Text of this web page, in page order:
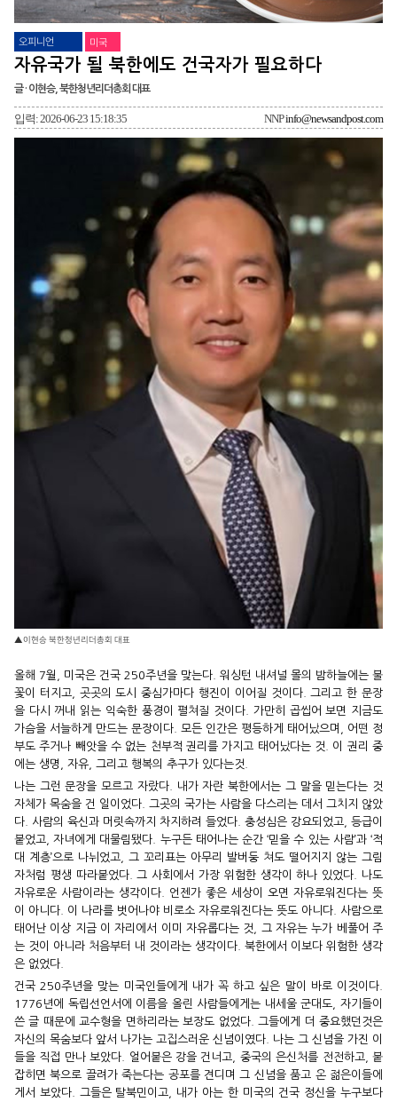
오피니언 미국
자유국가 될 북한에도 건국자가 필요하다
글 · 이현승, 북한청년리더총회 대표
입력: 2026-06-23 15:18:35 NNPinfo@newsandpost.com
▲이현승 북한청년리더총회 대표
올해 7월, 미국은 건국 250주년을 맞는다. 워싱턴 내셔널 몰의 밤하늘에는 불
꽃이 터지고, 곳곳의 도시 중심가마다 행진이 이어질 것이다. 그리고 한 문장
을 다시 꺼내 읽는 익숙한 풍경이 펼쳐질 것이다. 가만히 곱씹어 보면 지금도
가슴을 서늘하게 만드는 문장이다. 모든 인간은 평등하게 태어났으며, 어떤 정
부도 주거나 빼앗을 수 없는 천부적 권리를 가지고 태어났다는 것. 이 권리 중
에는 생명, 자유, 그리고 행복의 추구가 있다는것.
나는 그런 문장을 모르고 자랐다. 내가 자란 북한에서는 그 말을 믿는다는 것
자체가 목숨을 건 일이었다. 그곳의 국가는 사람을 다스리는 데서 그치지 않았
다. 사람의 육신과 머릿속까지 차지하려 들었다. 충성심은 강요되었고, 등급이
붙었고, 자녀에게 대물림됐다. 누구든 태어나는 순간 ‘믿을 수 있는 사람’과 ‘적
대 계층’으로 나뉘었고, 그 꼬리표는 아무리 발버둥 쳐도 떨어지지 않는 그림
자처럼 평생 따라붙었다. 그 사회에서 가장 위험한 생각이 하나 있었다. 나도
자유로운 사람이라는 생각이다. 언젠가 좋은 세상이 오면 자유로워진다는 뜻
이 아니다. 이 나라를 벗어나야 비로소 자유로워진다는 뜻도 아니다. 사람으로
태어난 이상 지금 이 자리에서 이미 자유롭다는 것, 그 자유는 누가 베풀어 주
는 것이 아니라 처음부터 내 것이라는 생각이다. 북한에서 이보다 위험한 생각
은 없었다.
건국 250주년을 맞는 미국인들에게 내가 꼭 하고 싶은 말이 바로 이것이다.
1776년에 독립선언서에 이름을 올린 사람들에게는 내세울 군대도, 자기들이
쓴 글 때문에 교수형을 면하리라는 보장도 없었다. 그들에게 더 중요했던것은
자신의 목숨보다 앞서 나가는 고집스러운 신념이였다. 나는 그 신념을 가진 이
들을 직접 만나 보았다. 얼어붙은 강을 건너고, 중국의 은신처를 전전하고, 붙
잡히면 북으로 끌려가 죽는다는 공포를 견디며 그 신념을 품고 온 젊은이들에
게서 보았다. 그들은 탈북민이고, 내가 아는 한 미국의 건국 정신을 누구보다